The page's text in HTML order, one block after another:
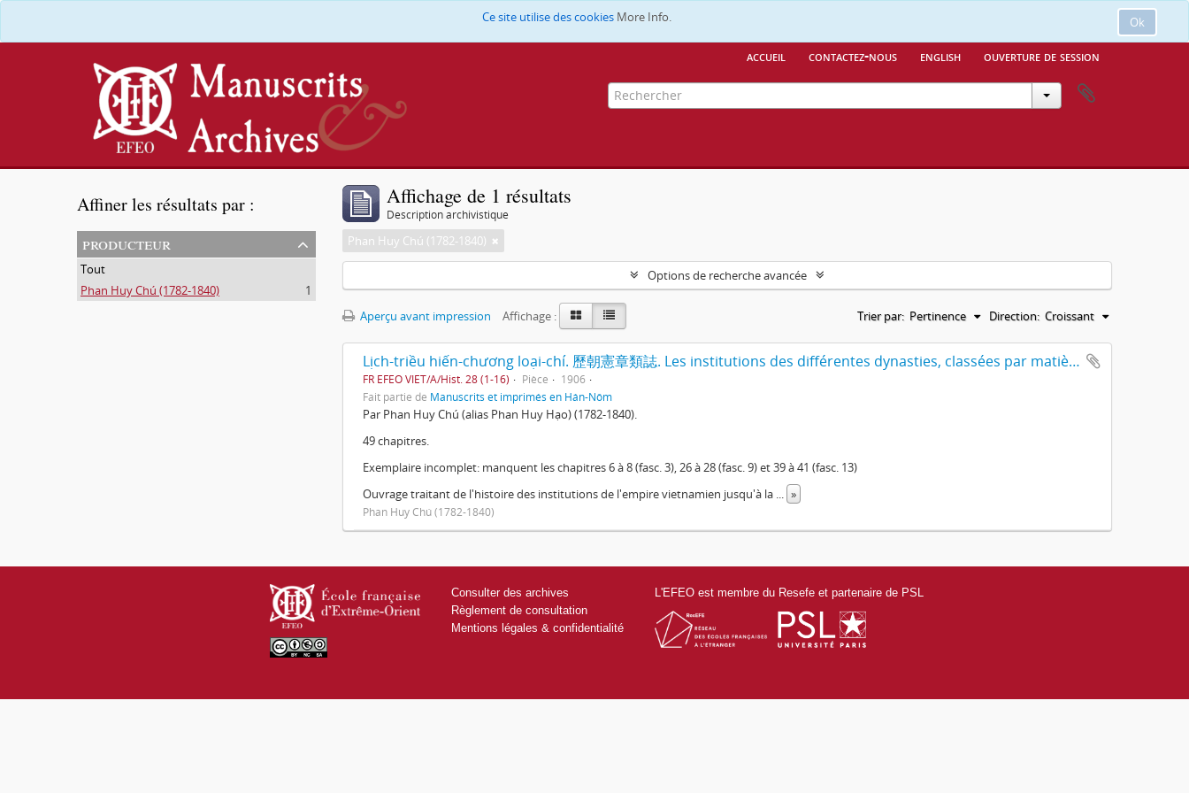
Ok
Ce site utilise des cookies More Info.
accueil contactez-nous english ouverture de session
Affiner les résultats par :
producteur
Tout
Phan Huy Chú (1782-1840)
1
Affichage de 1 résultats
Description archivistique
Phan Huy Chú (1782-1840)
Options de recherche avancée
Aperçu avant impression Affichage : Trier par: Pertinence Direction: Croissant
Lịch-triều hiến-chương loại-chí. 歷朝憲章類誌. Les institutions des différentes dynasties, classées par matières.
FR EFEO VIET/A/Hist. 28 (1-16) Pièce
1906
Fait partie de Manuscrits et imprimés en Hán-Nôm
Par Phan Huy Chú (alias Phan Huy Hạo) (1782-1840).
49 chapitres.
Exemplaire incomplet: manquent les chapitres 6 à 8 (fasc. 3), 26 à 28 (fasc. 9) et 39 à 41 (fasc. 13)
Ouvrage traitant de l'histoire des institutions de l'empire vietnamien jusqu'à la ... »
Phan Huy Chú (1782-1840)
Consulter des archives
Règlement de consultation
Mentions légales & confidentialité
L'EFEO est membre du Resefe et partenaire de PSL